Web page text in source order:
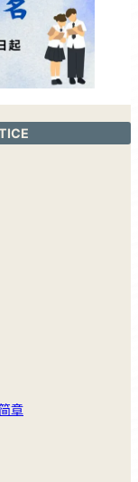
章